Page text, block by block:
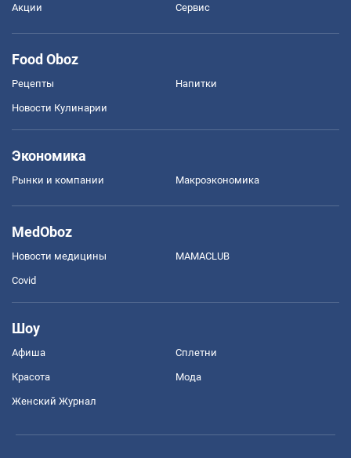
Акции Сервис
Food Oboz
Рецепты Напитки
Новости Кулинарии
Экономика
Рынки и компании Mакроэкономика
MedOboz
Новости медицины MAMACLUB
Covid
Шоу
Афиша Сплетни
Красота Мода
Женский Журнал